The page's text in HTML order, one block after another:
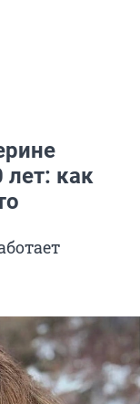
лет: как